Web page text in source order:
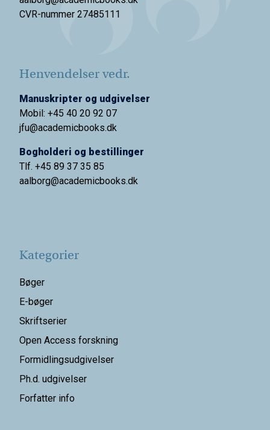
CVR-nummer 27485111
Henvendelser vedr.
Manuskripter og udgivelser
Mobil: +45 40 20 92 07
jfu@academicbooks.dk
Bogholderi og bestillinger
Tlf. +45 89 37 35 85
aalborg@academicbooks.dk
Kategorier
Bøger
E-bøger
Skriftserier
Open Access forskning
Formidlingsudgivelser
Ph.d. udgivelser
Forfatter info